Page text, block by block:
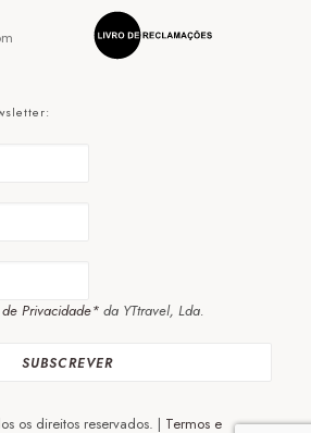
Privacidade* da YTtravel, Lda.
os direitos reservados. | Termos e